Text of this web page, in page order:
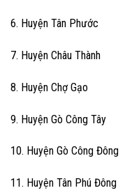
6. Huyện Tân Phước
7. Huyện Châu Thành
8. Huyện Chợ Gạo
9. Huyện Gò Công Tây
10. Huyện Gò Công Đông
11. Huyện Tân Phú Đông